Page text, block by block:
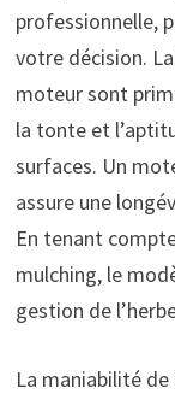
professionnelle,
votre décision.
moteur sont
la tonte et
surfaces. Un
assure une
En tenant
mulching, le
gestion de
La maniabilité